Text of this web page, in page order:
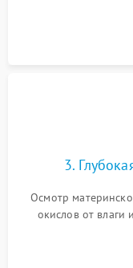
высохшей
3.
Осмотр
окислов от влаги
дежурных